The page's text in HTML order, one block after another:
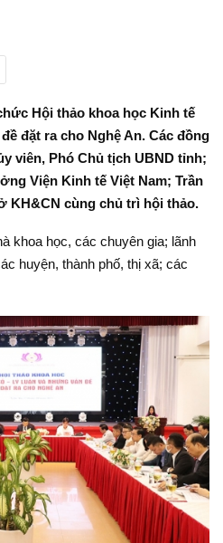
Hội thảo khoa học Kinh tế
đặt ra cho Nghệ An. Các đồng
viên, Phó Chủ tịch UBND tỉnh;
Viện Kinh tế Việt Nam; Trần
KH&CN cùng chủ trì hội thảo.
khoa học, các chuyên gia; lãnh
huyện, thành phố, thị xã; các